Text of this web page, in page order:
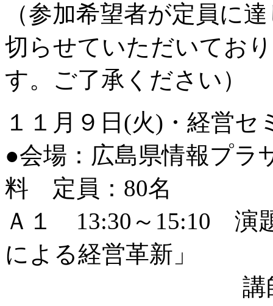
（参加希望者が定員に
切らせていただいてお
す。ご了承ください）
１１月９日(火)・経営セ
●会場：広島県情報プ
料 定員：80名
Ａ１ 13:30～15:10 演
による経営革新」
講師：ＴＲＵ